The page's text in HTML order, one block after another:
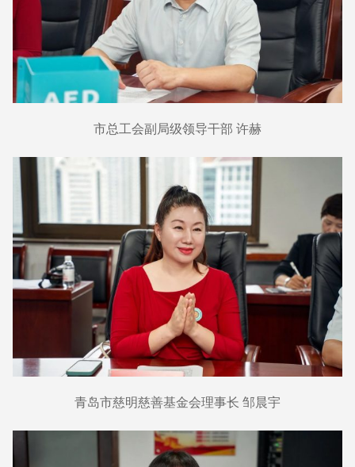
市总工会副局级领导干部 许赫
青岛市慈明慈善基金会理事长 邹晨宇